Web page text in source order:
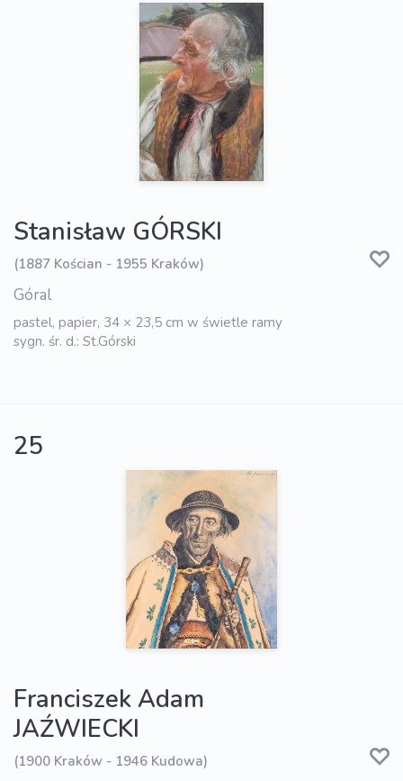
Stanisław GÓRSKI
(1887 Kościan - 1955 Kraków)
Góral
pastel, papier, 34 × 23,5 cm w świetle ramy
sygn. śr. d.: St.Górski
25
Franciszek Adam
JAŹWIECKI
(1900 Kraków - 1946 Kudowa)